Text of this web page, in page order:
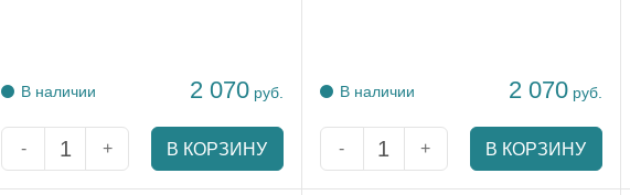
В наличии 2 070руб.
- + В КОРЗИНУ
В наличии 2 070руб.
- + В КОРЗИНУ